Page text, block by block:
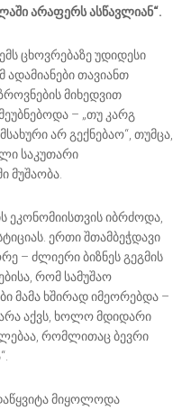
არაფერს ასწავლიან“.
ცხოვრებაზე უდიდესი
ადამიანები თავიანთ
მიხედვით
– „თუ კარგ
არ გექნებაო“, თუმცა,
საკუთარი
მუშაობა.
იბრძოდა,
ერთი შთამბეჭდავი
– ძლიერი ბიზნეს გეგმის
რომ სამუშაო
მამა ხშირად იმეორებდა –
აქვს, ხოლო მდიდარი
რომლითაც ბევრი
მიყოლოდა